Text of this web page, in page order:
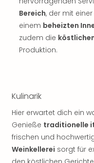
Bereich, der mit
einem beheizten
zudem die
Produktion.
Kulinarik
Hier erwartet dich ein
Genieße traditionelle
frischen und
Weinkellerei sorgt für